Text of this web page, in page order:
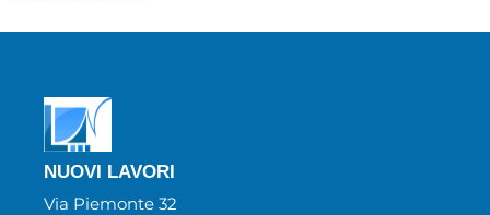
NUOVI LAVORI
Via Piemonte 32